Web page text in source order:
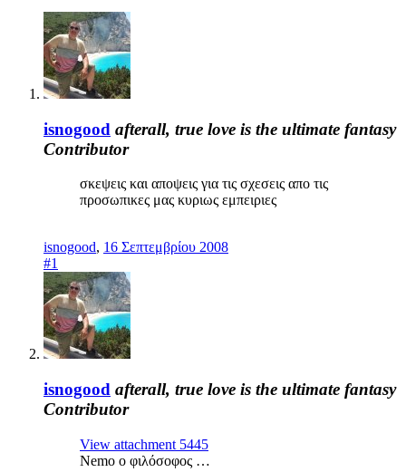
isnogood afterall, true love is the ultimate fantasy
Contributor
σκεψεις και αποψεις για τις σχεσεις απο τις
προσωπικες μας κυριως εμπειριες
isnogood, 16 Σεπτεμβρίου 2008
#1
isnogood afterall, true love is the ultimate fantasy
Contributor
View attachment 5445
Nemo ο φιλόσοφος …